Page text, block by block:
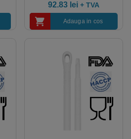
alimentara, certificata
HACCP, FDA
92.83 lei + TVA
Adauga in cos